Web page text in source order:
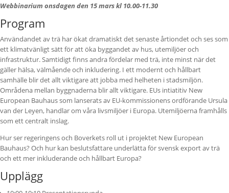
Webbinarium onsdagen den 15 mars kl 10.00-11.30
Program
Användandet av trä har ökat dramatiskt det senaste årtiondet och ses som
ett klimatvänligt sätt för att öka byggandet av hus, utemiljöer och
infrastruktur. Samtidigt finns andra fördelar med trä, inte minst när det
gäller hälsa, välmående och inkludering. I ett modernt och hållbart
samhälle blir det allt viktigare att jobba med helheten i stadsmiljön.
Områdena mellan byggnaderna blir allt viktigare. EUs intiatitiv New
European Bauhaus som lanserats av EU-kommissionens ordförande Ursula
van der Leyen, handlar om våra livsmiljöer i Europa. Utemiljöerna framhålls
som ett centralt inslag.
Hur ser regeringens och Boverkets roll ut i projektet New European
Bauhaus? Och hur kan beslutsfattare underlätta för svensk export av trä
och ett mer inkluderande och hållbart Europa?
Upplägg